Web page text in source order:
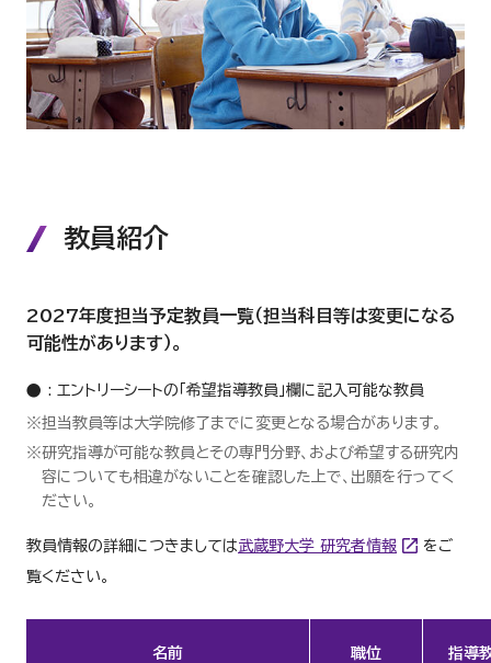
教員紹介
2027年度担当予定教員一覧（担当科目等は変更になる
可能性があります）。
● : エントリーシートの「希望指導教員」欄に記入可能な教員
※担当教員等は大学院修了までに変更となる場合があります。
※研究指導が可能な教員とその専門分野、および希望する研究内
容についても相違がないことを確認した上で、出願を行ってく
ださい。
教員情報の詳細につきましては武蔵野大学 研究者情報
をご
覧ください。
名前 職位 指導